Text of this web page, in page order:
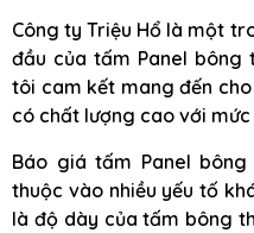
Công ty Triệu Hổ là một
đầu của tấm Panel bông
tôi cam kết mang đến
có chất lượng cao với
Báo giá tấm Panel
thuộc vào nhiều yếu tố
là độ dày của tấm bông